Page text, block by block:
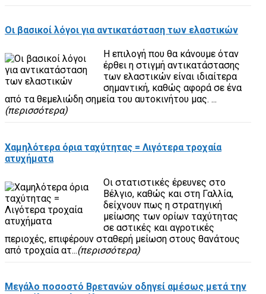
Οι βασικοί λόγοι για αντικατάσταση των ελαστικών
Η επιλογή που θα κάνουμε όταν
έρθει η στιγμή αντικατάστασης
των ελαστικών είναι ιδιαίτερα
σημαντική, καθώς αφορά σε ένα
από τα θεμελιώδη σημεία του αυτοκινήτου μας. ...
(περισσότερα)
Χαμηλότερα όρια ταχύτητας = Λιγότερα τροχαία
ατυχήματα
Οι στατιστικές έρευνες στο
Βέλγιο, καθώς και στη Γαλλία,
δείχνουν πως η στρατηγική
μείωσης των ορίων ταχύτητας
σε αστικές και αγροτικές
περιοχές, επιφέρουν σταθερή μείωση στους θανάτους
από τροχαία ατ...(περισσότερα)
Μεγάλο ποσοστό Βρετανών οδηγεί αμέσως μετά την